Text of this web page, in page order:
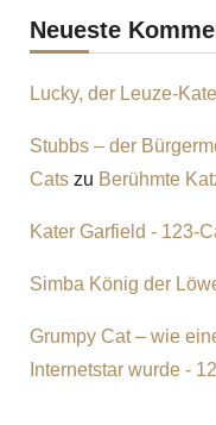
Neueste
Lucky, der Leuze-
Stubbs – der
Catszu Berühmte
Kater Garfield - 123-
Simba König der
Grumpy Cat – wie
Internetstar wurde -